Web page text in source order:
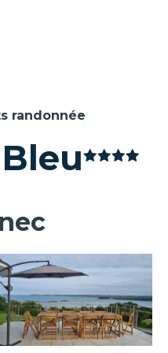
randonnée